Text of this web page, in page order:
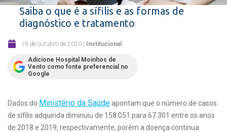
Saiba o que é a sífilis e as formas de
diagnóstico e tratamento
19 de outubro de 2020 | Institucional
Adicione Hospital Moinhos de
Vento como fonte preferencial no
Google
Dados do Ministério da Saúde apontam que o número de casos
de sífilis adquirida diminuiu de 158.051 para 67.301 entre os anos
de 2018 e 2019, respectivamente, porém a doença continua